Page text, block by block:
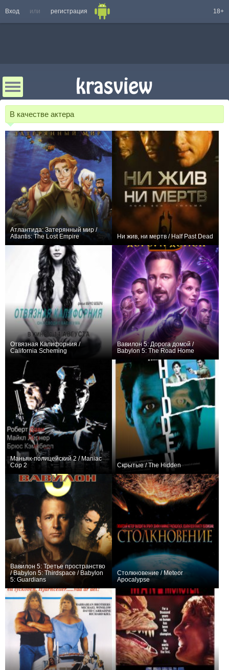
Вход или регистрация 18+
В качестве актера
Атлантида: Затерянный мир /
Atlantis: The Lost Empire
Ни жив, ни мертв / Half Past Dead
Отвязная Калифорния /
California Scheming
Вавилон 5: Дорога домой /
Babylon 5: The Road Home
Маньяк-полицейский 2 / Maniac
Cop 2
Скрытые / The Hidden
Вавилон 5: Третье пространство
/ Babylon 5: Thirdspace / Babylon
5: Guardians
Столкновение / Meteor
Apocalypse